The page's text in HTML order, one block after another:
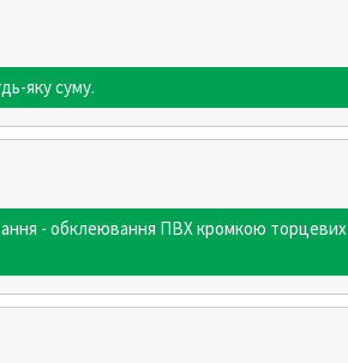
яку суму.
- обклеювання ПВХ кромкою торцевих